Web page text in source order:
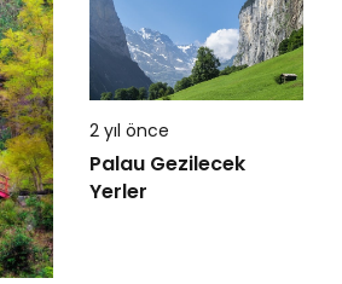
2 yıl önce
Palau Gezilecek
Yerler